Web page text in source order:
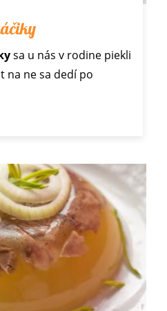
sa u nás v rodine piekli
na ne sa dedí po